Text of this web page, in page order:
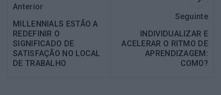
Anterior
MILLENNIALS ESTÃO A
REDEFINIR O
SIGNIFICADO DE
SATISFAÇÃO NO LOCAL
DE TRABALHO
Seguinte
INDIVIDUALIZAR E
ACELERAR O RITMO DE
APRENDIZAGEM:
COMO?